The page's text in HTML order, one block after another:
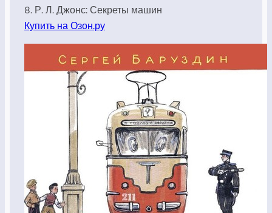
8. Р. Л. Джонс: Секреты машин
Купить на Озон.ру